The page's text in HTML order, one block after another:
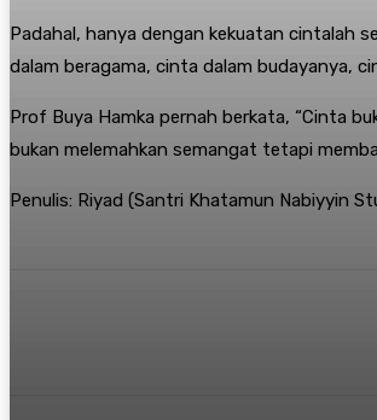
Padahal, hanya dengan kekuatan cintalah
dalam beragama, cinta dalam budayanya,
Prof Buya Hamka pernah berkata, “Cinta
bukan melemahkan semangat tetapi
Penulis: Riyad (Santri Khatamun Nabiyyin